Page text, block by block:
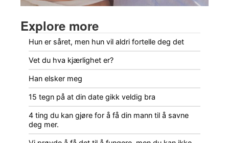
Explore more
Hun er såret, men hun vil aldri fortelle deg det
Vet du hva kjærlighet er?
Han elsker meg
15 tegn på at din date gikk veldig bra
4 ting du kan gjøre for å få din mann til å savne
deg mer.